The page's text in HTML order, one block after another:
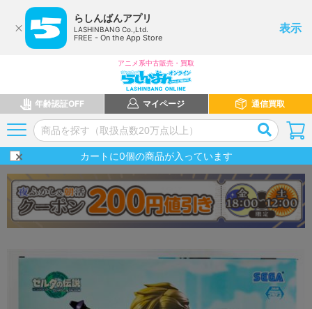
らしんばんアプリ
LASHINBANG Co.,Ltd.
FREE - On the App Store
表示
アニメ系中古販売・買取
年齢認証OFF マイページ 通信買取
カートに0個の商品が入っています